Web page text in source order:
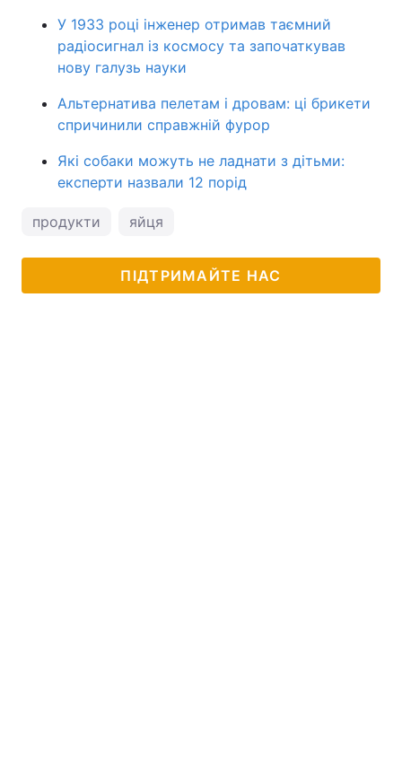
У 1933 році інженер отримав таємний
радіосигнал із космосу та започаткував
нову галузь науки
Альтернатива пелетам і дровам: ці брикети
спричинили справжній фурор
Які собаки можуть не ладнати з дітьми:
експерти назвали 12 порід
продукти яйця
ПІДТРИМАЙТЕ НАС